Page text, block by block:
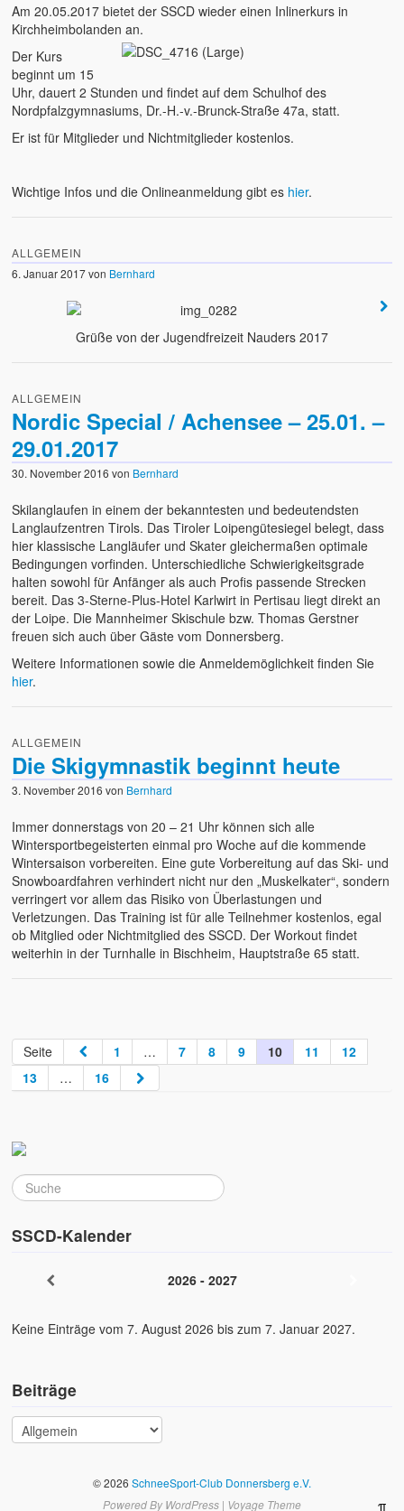
Am 20.05.2017 bietet der SSCD wieder einen Inlinerkurs in
Kirchheimbolanden an.
Der Kurs
beginnt um 15
Uhr, dauert 2 Stunden und findet auf dem Schulhof des
Nordpfalzgymnasiums, Dr.-H.-v.-Brunck-Straße 47a, statt.
Er ist für Mitglieder und Nichtmitglieder kostenlos.
Wichtige Infos und die Onlineanmeldung gibt es hier.
ALLGEMEIN
6. Januar 2017 von Bernhard
Grüße von der Jugendfreizeit Nauders 2017
ALLGEMEIN
Nordic Special / Achensee – 25.01. –
29.01.2017
30. November 2016 von Bernhard
Skilanglaufen in einem der bekanntesten und bedeutendsten
Langlaufzentren Tirols. Das Tiroler Loipengütesiegel belegt, dass
hier klassische Langläufer und Skater gleichermaßen optimale
Bedingungen vorfinden. Unterschiedliche Schwierigkeitsgrade
halten sowohl für Anfänger als auch Profis passende Strecken
bereit. Das 3-Sterne-Plus-Hotel Karlwirt in Pertisau liegt direkt an
der Loipe. Die Mannheimer Skischule bzw. Thomas Gerstner
freuen sich auch über Gäste vom Donnersberg.
Weitere Informationen sowie die Anmeldemöglichkeit finden Sie
hier.
ALLGEMEIN
Die Skigymnastik beginnt heute
3. November 2016 von Bernhard
Immer donnerstags von 20 – 21 Uhr können sich alle
Wintersportbegeisterten einmal pro Woche auf die kommende
Wintersaison vorbereiten. Eine gute Vorbereitung auf das Ski- und
Snowboardfahren verhindert nicht nur den „Muskelkater“, sondern
verringert vor allem das Risiko von Überlastungen und
Verletzungen. Das Training ist für alle Teilnehmer kostenlos, egal
ob Mitglied oder Nichtmitglied des SSCD. Der Workout findet
weiterhin in der Turnhalle in Bischheim, Hauptstraße 65 statt.
Seite 1 … 7 8 9 10 11
12
13
… 16
SSCD-Kalender
2026 - 2027
Keine Einträge vom 7. August 2026 bis zum 7. Januar 2027.
Beiträge
© 2026 SchneeSport-Club Donnersberg e.V.
Powered By WordPress| Voyage Theme π